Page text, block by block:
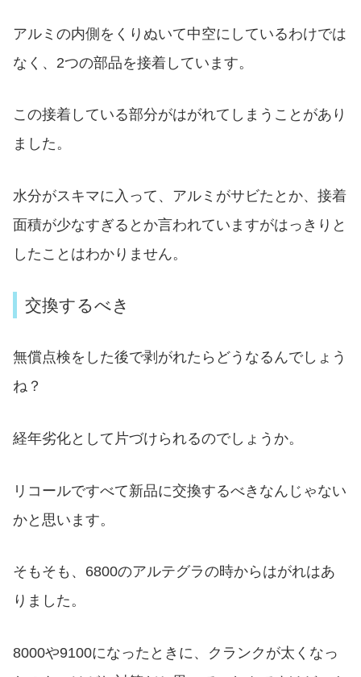
アルミの内側をくりぬいて中空にしているわけでは
なく、2つの部品を接着しています。
この接着している部分がはがれてしまうことがあり
ました。
水分がスキマに入って、アルミがサビたとか、接着
面積が少なすぎるとか言われていますがはっきりと
したことはわかりません。
交換するべき
無償点検をした後で剥がれたらどうなるんでしょう
ね？
経年劣化として片づけられるのでしょうか。
リコールですべて新品に交換するべきなんじゃない
かと思います。
そもそも、6800のアルテグラの時からはがれはあ
りました。
8000や9100になったときに、クランクが太くなっ